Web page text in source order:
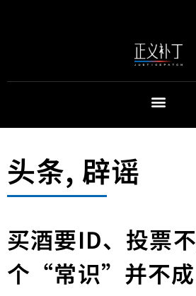
头条, 辟谣
买酒要ID、投票
个“常识”并不